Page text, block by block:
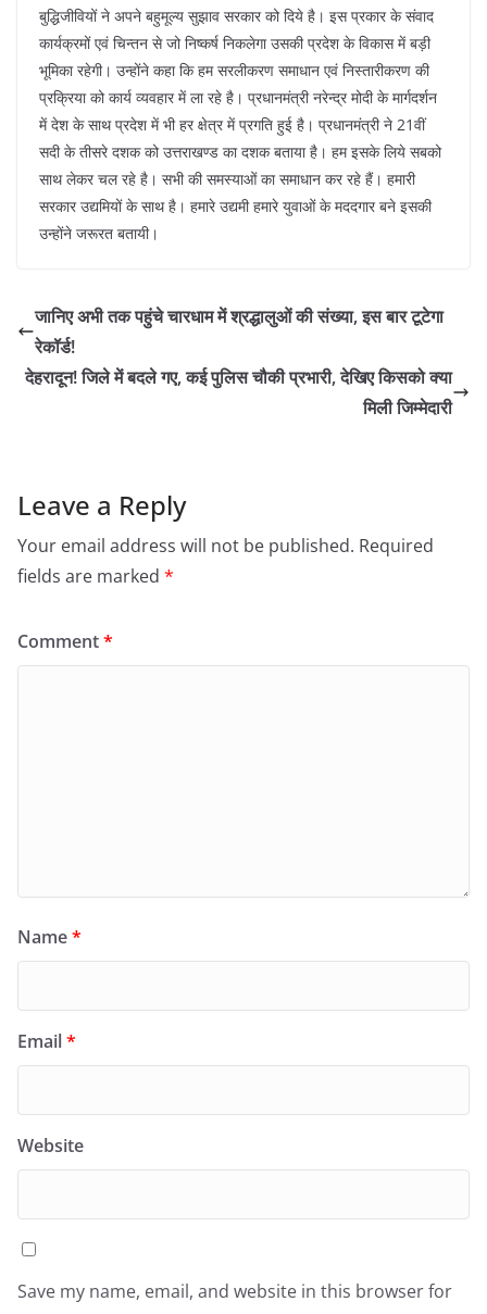
बुद्धिजीवियों ने अपने बहुमूल्य सुझाव सरकार को दिये है। इस प्रकार के संवाद
कार्यक्रमों एवं चिन्तन से जो निष्कर्ष निकलेगा उसकी प्रदेश के विकास में बड़ी
भूमिका रहेगी। उन्होंने कहा कि हम सरलीकरण समाधान एवं निस्तारीकरण की
प्रक्रिया को कार्य व्यवहार में ला रहे है। प्रधानमंत्री नरेन्द्र मोदी के मार्गदर्शन
में देश के साथ प्रदेश में भी हर क्षेत्र में प्रगति हुई है। प्रधानमंत्री ने 21वीं
सदी के तीसरे दशक को उत्तराखण्ड का दशक बताया है। हम इसके लिये सबको
साथ लेकर चल रहे है। सभी की समस्याओं का समाधान कर रहे हैं। हमारी
सरकार उद्यमियों के साथ है। हमारे उद्यमी हमारे युवाओं के मददगार बने इसकी
उन्होंने जरूरत बतायी।
जानिए अभी तक पहुंचे चारधाम में श्रद्धालुओं की संख्या, इस बार टूटेगा
रेकॉर्ड!
देहरादून! जिले में बदले गए, कई पुलिस चौकी प्रभारी, देखिए किसको क्या
मिली जिम्मेदारी
Leave a Reply
Your email address will not be published. Required
fields are marked *
Comment*
Name*
Email*
Website
Save my name, email, and website in this browser for